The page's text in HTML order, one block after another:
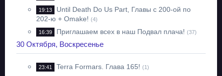
19:13
Until Death Do Us Part, Главы с 200-ой по
202-ю + Omake! (4)
16:39 Приглашаем всех в наш Подвал плача! (37)
30 Октября, Воскресенье
23:41 Terra Formars. Глава 165! (1)